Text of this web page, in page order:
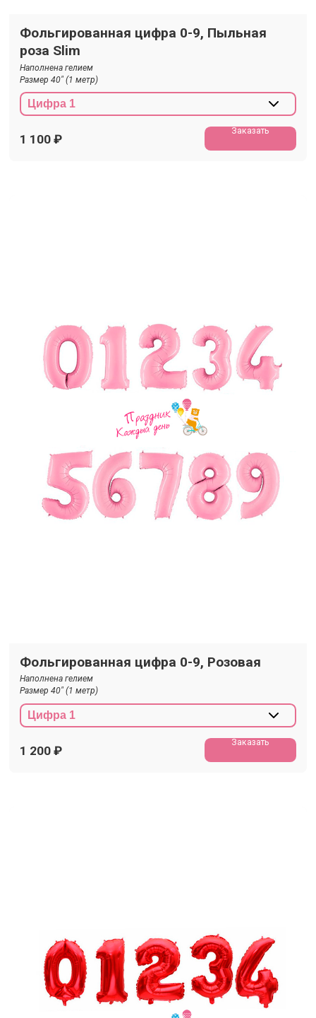
Фольгированная цифра 0-9, Пыльная
роза Slim
Наполнена гелием
Размер 40" (1 метр)
1 100 ₽
Заказать
Фольгированная цифра 0-9, Розовая
Наполнена гелием
Размер 40" (1 метр)
1 200 ₽
Заказать